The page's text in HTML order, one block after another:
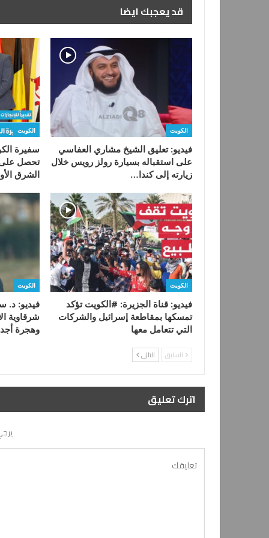
قد يعجبك ايضا
الكويت
فيديو: تعليق الشيخ مشاري العفاسي
على استقباله بسيارة رولز رويس خلال
زيارته إلى كندا…
الكويت
‏سفيرة
تحصل
الشرق
الكويت
فيديو: قناة الجزيرة: #الكويت تؤكد
تمسكها بمقاطعة إسرائيل والشركات
التي تتعامل معها
الكويت
فيديو: د.
شرقاوية
وهجرة
السابق التالي
اترك تعليق